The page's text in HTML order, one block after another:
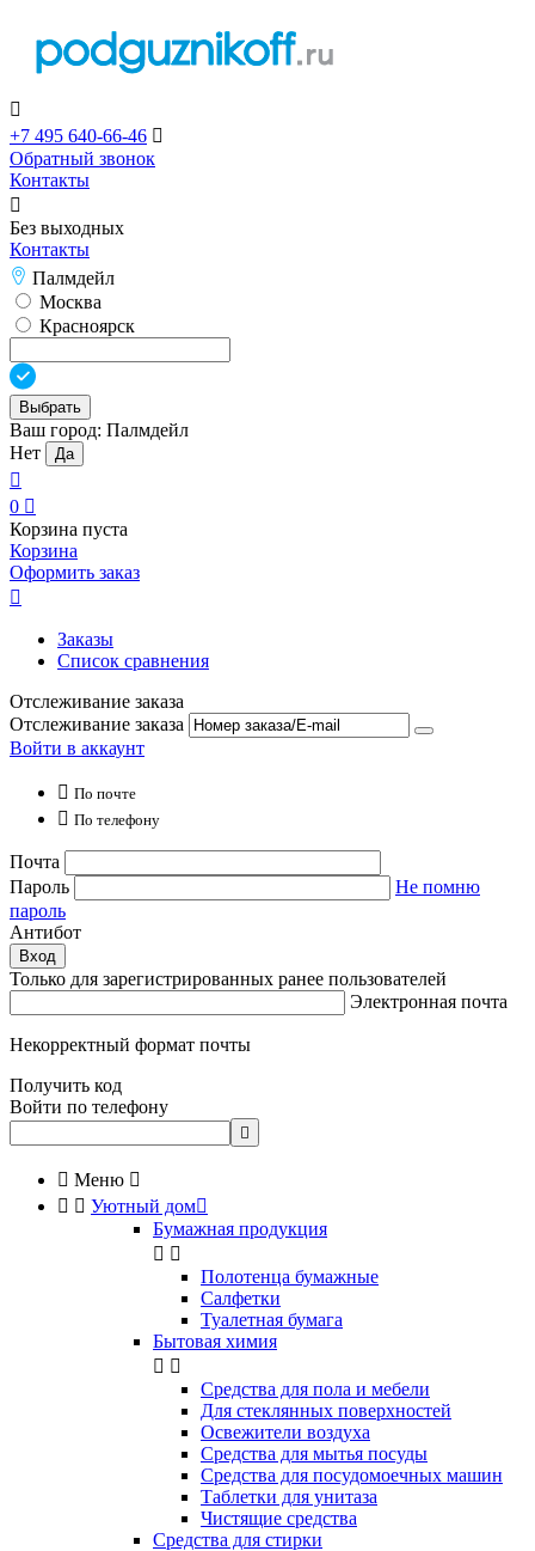

+7 495 640-66-46 
Обратный звонок
Контакты

Без выходных
Контакты
Палмдейл
Москва
Красноярск
Выбрать
Ваш город: Палмдейл
Нет
Да

0 
Корзина пуста
Корзина
Оформить заказ

Заказы
Список сравнения
Отслеживание заказа
Отслеживание заказа
Войти в аккаунт
 По почте
 По телефону
Почта
Пароль
Не помню
пароль
Антибот
Вход
Только для зарегистрированных ранее пользователей
Электронная почта
Некорректный формат почты
Получить код
Войти по телефону

 Меню 
  Уютный дом
Бумажная продукция
 
Полотенца бумажные
Салфетки
Туалетная бумага
Бытовая химия
 
Cредства для пола и мебели
Для стеклянных поверхностей
Освежители воздуха
Средства для мытья посуды
Средства для посудомоечных машин
Таблетки для унитаза
Чистящие средства
Средства для стирки